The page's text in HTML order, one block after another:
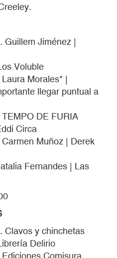
Guillem Jiménez |
Voluble
Morales* |
llegar puntual a
DE FURIA
Circa
Muñoz | Derek
Fernandes | Las
Clavos y chinchetas
Delirio
Comisura